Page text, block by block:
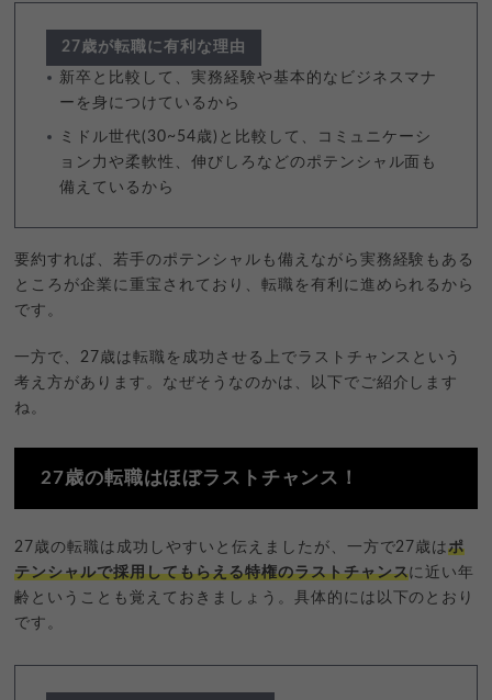
27歳が転職に有利な理由
新卒と比較して、実務経験や基本的なビジネスマナ
ーを身につけているから
ミドル世代(30~54歳)と比較して、コミュニケーシ
ョン力や柔軟性、伸びしろなどのポテンシャル面も
備えているから
要約すれば、若手のポテンシャルも備えながら実務経験もある
ところが企業に重宝されており、転職を有利に進められるから
です。
一方で、27歳は転職を成功させる上でラストチャンスという
考え方があります。なぜそうなのかは、以下でご紹介します
ね。
27歳の転職はほぼラストチャンス！
27歳の転職は成功しやすいと伝えましたが、一方で27歳はポ
テンシャルで採用してもらえる特権のラストチャンスに近い年
齢ということも覚えておきましょう。具体的には以下のとおり
です。